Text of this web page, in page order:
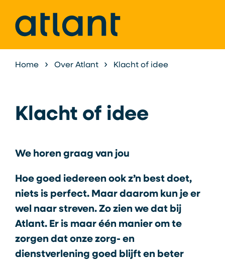
Home Over Atlant Klacht of idee
Klacht of idee
We horen graag van jou
Hoe goed iedereen ook z’n best doet,
niets is perfect. Maar daarom kun je er
wel naar streven. Zo zien we dat bij
Atlant. Er is maar één manier om te
zorgen dat onze zorg- en
dienstverlening goed blijft en beter